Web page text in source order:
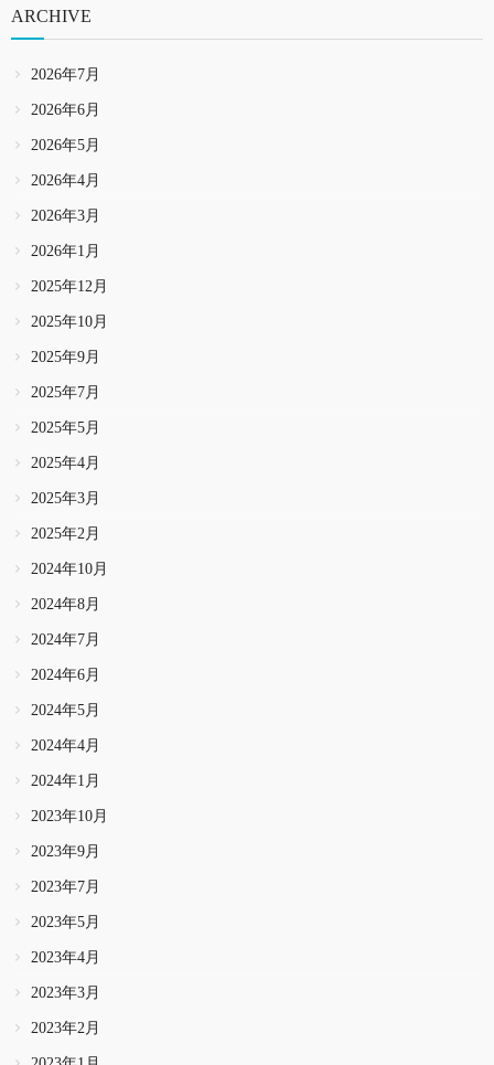
ARCHIVE
2026年7月
2026年6月
2026年5月
2026年4月
2026年3月
2026年1月
2025年12月
2025年10月
2025年9月
2025年7月
2025年5月
2025年4月
2025年3月
2025年2月
2024年10月
2024年8月
2024年7月
2024年6月
2024年5月
2024年4月
2024年1月
2023年10月
2023年9月
2023年7月
2023年5月
2023年4月
2023年3月
2023年2月